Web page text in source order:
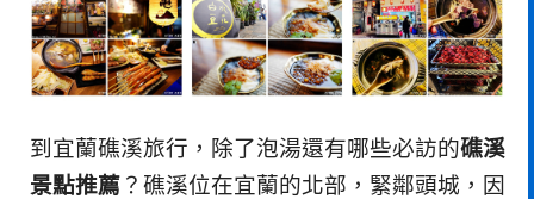
到宜蘭礁溪旅行，除了泡湯還有哪些必訪的礁溪
景點推薦？礁溪位在宜蘭的北部，緊鄰頭城，因